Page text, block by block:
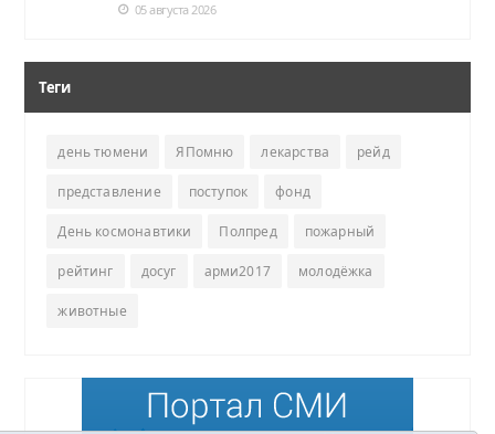
05 августа 2026
Теги
день тюмени ЯПомню лекарства рейд
представление поступок фонд
День космонавтики Полпред пожарный
рейтинг досуг арми2017 молодёжка
животные